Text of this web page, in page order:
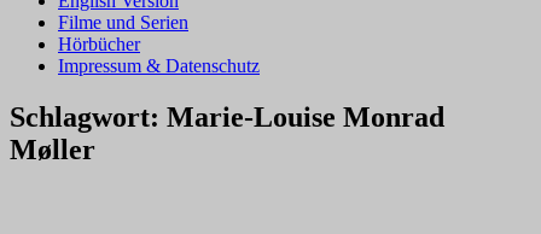
Filme und Serien
Hörbücher
Impressum & Datenschutz
Schlagwort: Marie-Louise Monrad
Møller